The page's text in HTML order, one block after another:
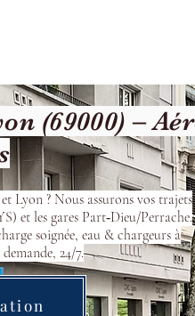
(69000) –
Lyon ? Nous assurons vos trajets
et les gares Part‑Dieu/Perrache.
soignée, eau & chargeurs à
24/7.